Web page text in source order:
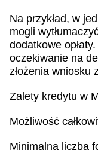
Na przykład, w
mogli
dodatkowe
oczekiwanie na
złożenia wniosku
Zalety kredytu w
Możliwość
Minimalna liczba